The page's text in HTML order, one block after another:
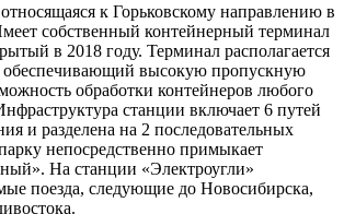
к Горьковскому направлению в
собственный контейнерный терминал
в 2018 году. Терминал располагается
высокую пропускную
обработки контейнеров любого
станции включает 6 путей
и разделена на 2 последовательных
непосредственно примыкает
На станции «Электроугли»
поезда, следующие до Новосибирска,